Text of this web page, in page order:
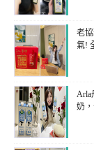
老
氣!
Arla
奶